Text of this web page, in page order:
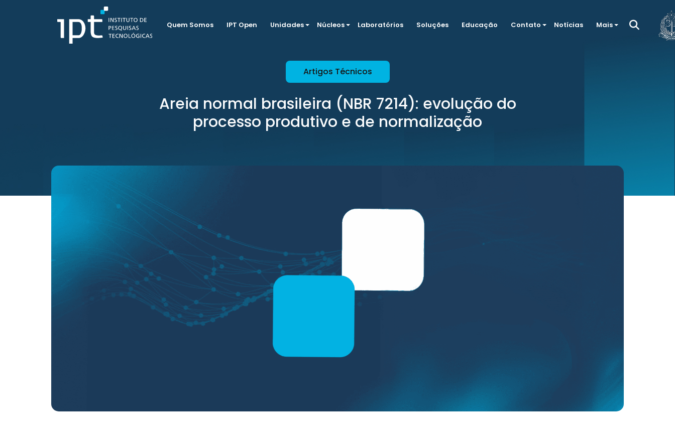
Quem Somos IPT Open Unidades Núcleos Laboratórios Soluções Educação Contato Notícias Mais
Artigos Técnicos
Areia normal brasileira (NBR 7214): evolução do
processo produtivo e de normalização